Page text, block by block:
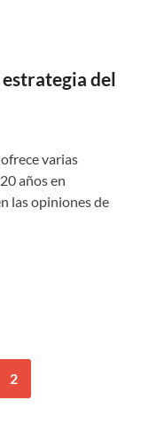
del
varias
años en
las opiniones de
2